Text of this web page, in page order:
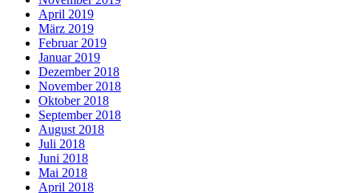
April 2019
März 2019
Februar 2019
Januar 2019
Dezember 2018
November 2018
Oktober 2018
September 2018
August 2018
Juli 2018
Juni 2018
Mai 2018
April 2018